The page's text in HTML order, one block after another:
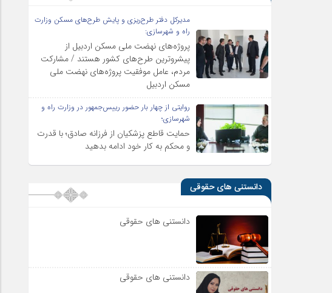
مدیرکل دفتر طرح‌ریزی و پایش طرح‌های مسکن وزارت
راه و شهرسازی:
پروژه‌های نهضت ملی مسکن اردبیل از
پیشروترین طرح‌های کشور هستند / مشارکت
مردم، عامل موفقیت پروژه‌های نهضت ملی
مسکن اردبیل
روایتی از چهار بار حضور رییس‌جمهور در وزارت راه و
شهرسازی؛
حمایت قاطع پزشکیان از فرزانه صادق؛ با قدرت
و محکم به کار خود ادامه بدهید
دانستنی های حقوقی
دانستنی های حقوقی
دانستنی های حقوقی